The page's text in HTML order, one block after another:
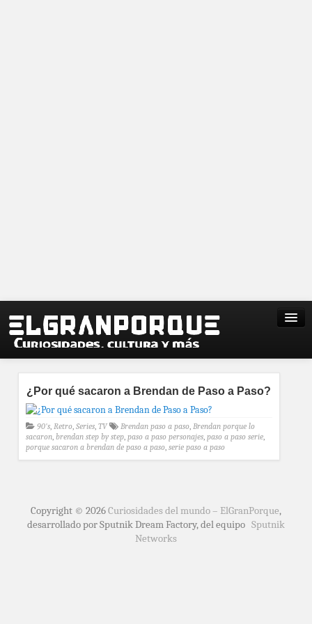
¿Por qué sacaron a Brendan de Paso a Paso?
90's, Retro, Series, TV Brendan paso a paso, Brendan porque lo
sacaron, brendan step by step, paso a paso personajes, paso a paso serie,
porque sacaron a brendan de paso a paso, serie paso a paso
Copyright © 2026Curiosidades del mundo – ElGranPorque,
desarrollado por Sputnik Dream Factory, del equipo Sputnik
Networks